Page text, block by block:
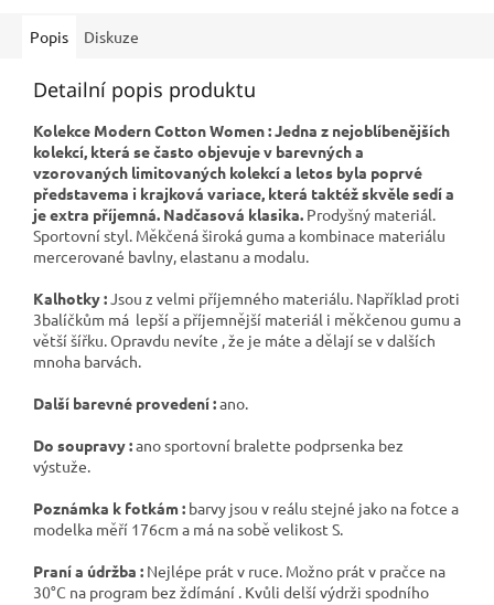
Popis Diskuze
Detailní popis produktu
Kolekce Modern Cotton Women : Jedna z nejoblíbenějších
kolekcí, která se často objevuje v barevných a
vzorovaných limitovaných kolekcí a letos byla poprvé
představema i krajková variace, která taktéž skvěle sedí a
je extra příjemná. Nadčasová klasika. Prodyšný materiál.
Sportovní styl. Měkčená široká guma a kombinace materiálu
mercerované bavlny, elastanu a modalu.
Kalhotky :Jsou z velmi příjemného materiálu. Například proti
3balíčkům má lepší a příjemnější materiál i měkčenou gumu a
větší šířku. Opravdu nevíte , že je máte a dělají se v dalších
mnoha barvách.
Další barevné provedení :ano.
Do soupravy :ano sportovní bralette podprsenka bez
výstuže.
Poznámka k fotkám : barvy jsou v reálu stejné jako na fotce a
modelka měří 176cm a má na sobě velikost S.
Praní a údržba : Nejlépe prát v ruce. Možno prát v pračce na
30°C na program bez ždímání . Kvůli delší výdrži spodního